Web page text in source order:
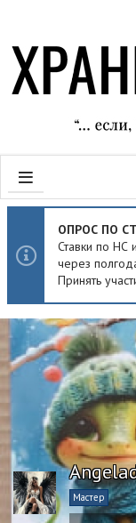
ОПРОС ПО
Ставки по НС
через
Принять
Мастер